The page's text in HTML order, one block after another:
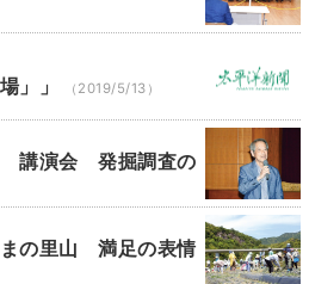
」」 （2019/5/13）
講演会 発掘調査の
の里山 満足の表情